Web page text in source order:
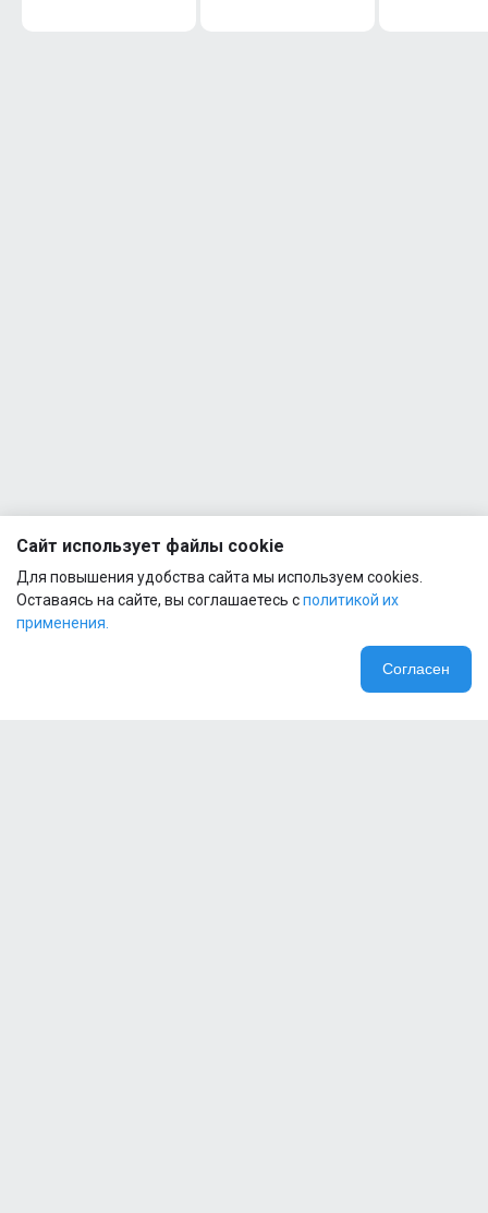
Сайт использует файлы cookie
Для повышения удобства сайта мы используем cookies.
Оставаясь на сайте, вы соглашаетесь сполитикой их
применения.
Согласен